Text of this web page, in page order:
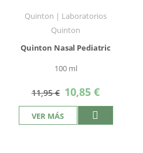
Quinton | Laboratorios
Quinton
Quinton Nasal Pediatric
100 ml
11,95 € Precio
especial
10,85 €
VER MÁS